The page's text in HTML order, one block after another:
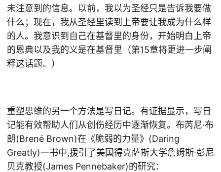
未注意到的信息。以前，我以为圣经只是告诉我要做
什么；现在，我从圣经里读到上帝要让我成为什么样
的人。我意识到自己在基督里的身份，开始明白上帝
的恩典以及我的义是在基督里（第15章将更进一步阐
释这话题。）
重塑思维的另一个方法是写日记。有证据显示，写日
记能有效帮助人们从创伤经历中逐渐恢复。布芮尼·布
朗(Brené Brown)在《脆弱的力量》(Daring
Greatly)一书中,援引了美国得克萨斯大学詹姆斯·彭尼
贝克教授(James Pennebaker)的研究：